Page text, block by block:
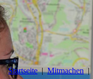
Startseite Mitmachen